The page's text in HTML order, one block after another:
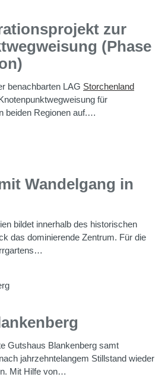
zur
(Phase
benachbarten LAG Storchenland
für
beiden Regionen auf.…
Wandelgang in
bildet innerhalb des historischen
das dominierende Zentrum. Für die
Gutshaus Blankenberg samt
jahrzehntelangem Stillstand wieder
Mit Hilfe von…